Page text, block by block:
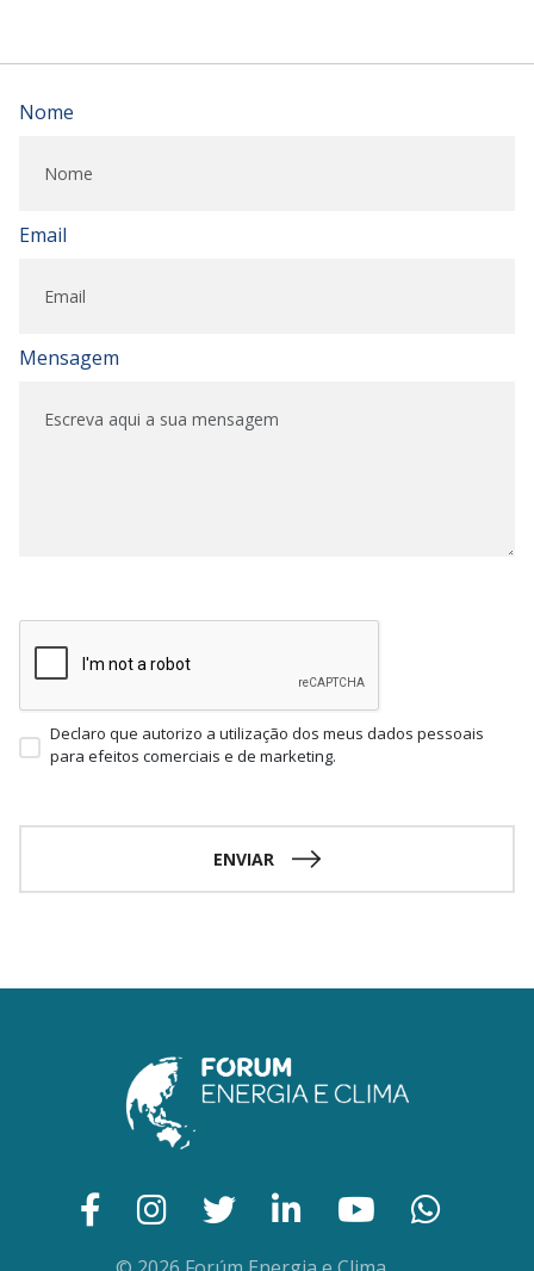
Nome
Email
Mensagem
Declaro que autorizo a utilização dos meus dados pessoais
para efeitos comerciais e de marketing.
ENVIAR